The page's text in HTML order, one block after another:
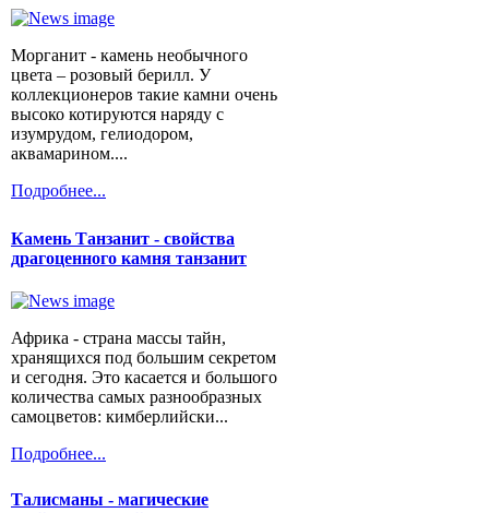
Морганит - камень необычного
цвета – розовый берилл. У
коллекционеров такие камни очень
высоко котируются наряду с
изумрудом, гелиодором,
аквамарином....
Подробнее...
Камень Танзанит - свойства
драгоценного камня танзанит
Африка - страна массы тайн,
хранящихся под большим секретом
и сегодня. Это касается и большого
количества самых разнообразных
самоцветов: кимберлийски...
Подробнее...
Талисманы - магические